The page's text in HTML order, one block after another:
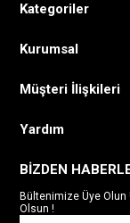
Kategoriler
Kurumsal
Müşteri İlişkileri
Yardım
BİZDEN
Bültenimize Üye Olun
Olsun !